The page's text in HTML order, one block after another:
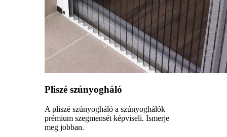
Pliszé szúnyogháló
A pliszé szúnyogháló a szúnyoghálók
prémium szegmensét képviseli. Ismerje
meg jobban.